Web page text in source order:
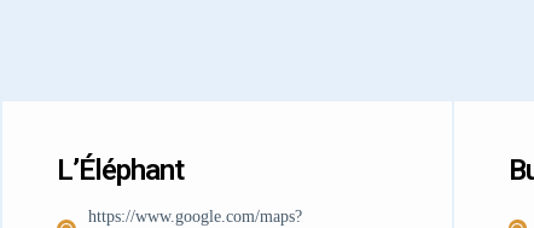
L’Éléphant
https://www.google.com/maps?